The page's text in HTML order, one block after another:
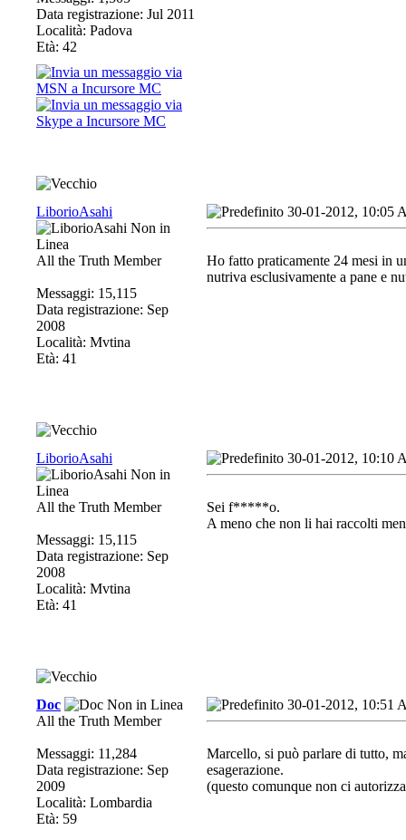
Data registrazione: Jul 2011
Località: Padova
Età: 42
LiborioAsahi
All the Truth Member
Messaggi: 15,115
Data registrazione: Sep
2008
Località: Mvtina
Età: 41
30-01-2012, 10:05
Ho fatto praticamente 24 mesi in
nutriva esclusivamente a pane e
LiborioAsahi
All the Truth Member
Messaggi: 15,115
Data registrazione: Sep
2008
Località: Mvtina
Età: 41
30-01-2012, 10:10
Sei f*****o.
A meno che non li hai raccolti
Doc
All the Truth Member
Messaggi: 11,284
Data registrazione: Sep
2009
Località: Lombardia
Età: 59
30-01-2012, 10:51
Marcello, si può parlare di tutto,
esagerazione.
(questo comunque non ci